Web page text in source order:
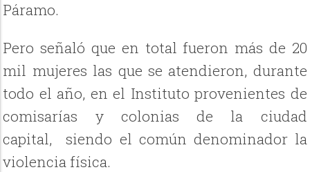
Páramo.
Pero señaló que en total fueron más de 20
mil mujeres las que se atendieron, durante
todo el año, en el Instituto provenientes de
comisarías y colonias de la ciudad
capital,
siendo el común denominador la
violencia física.